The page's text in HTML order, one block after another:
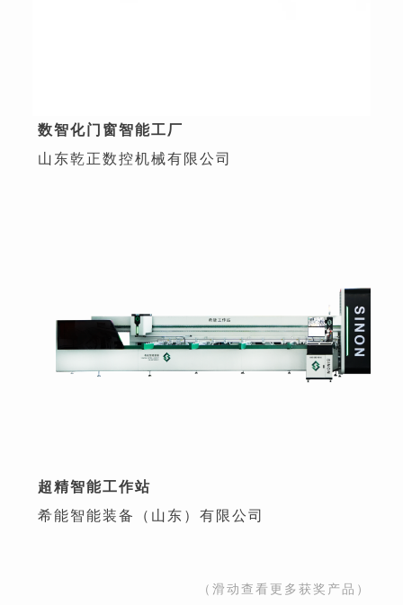
数智化门窗智能工厂
山东乾正数控机械有限公司
超精智能工作站
希能智能装备（山东）有限公司
（滑动查看更多获奖产品）